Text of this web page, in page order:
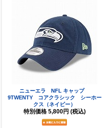
ニューエラ NFL キャップ
9TWENTY コアクラシック シーホー
クス（ネイビー）
特別価格 5,800円 (税込)